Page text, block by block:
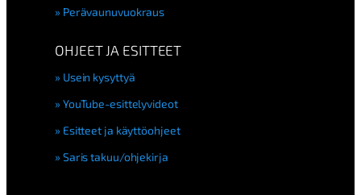
Perävaunuvuokraus
OHJEET JA ESITTEET
Usein kysyttyä
YouTube-esittelyvideot
Esitteet ja käyttöohjeet
Saris takuu/ohjekirja